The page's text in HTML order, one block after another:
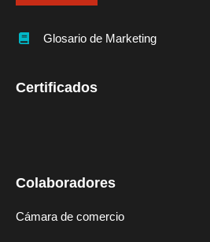
Glosario de Marketing
Certificados
Colaboradores
Cámara de comercio